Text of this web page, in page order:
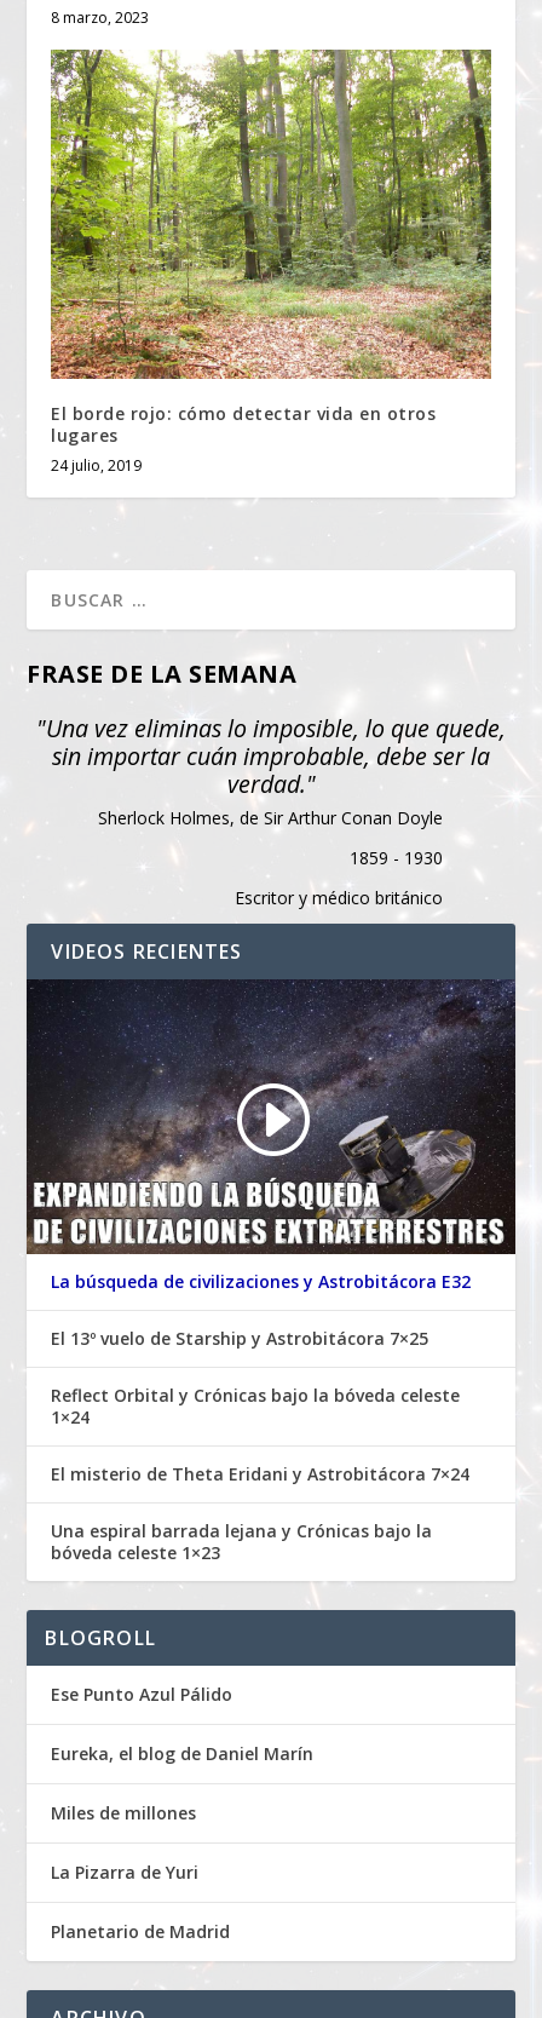
8 marzo, 2023
El borde rojo: cómo detectar vida en otros
lugares
24 julio, 2019
FRASE DE LA SEMANA
"Una vez eliminas lo imposible, lo que quede,
sin importar cuán improbable, debe ser la
verdad."
Sherlock Holmes, de Sir Arthur Conan Doyle
1859 - 1930
Escritor y médico británico
VIDEOS RECIENTES
La búsqueda de civilizaciones y Astrobitácora E32
El 13º vuelo de Starship y Astrobitácora 7×25
Reflect Orbital y Crónicas bajo la bóveda celeste
1×24
El misterio de Theta Eridani y Astrobitácora 7×24
Una espiral barrada lejana y Crónicas bajo la
bóveda celeste 1×23
BLOGROLL
Ese Punto Azul Pálido
Eureka, el blog de Daniel Marín
Miles de millones
La Pizarra de Yuri
Planetario de Madrid